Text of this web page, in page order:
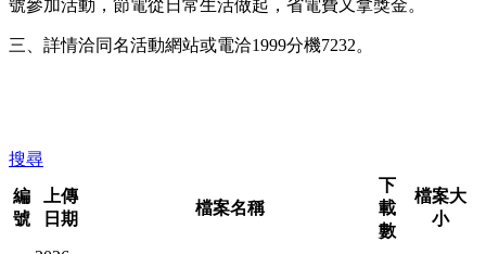
號參加活動，節電從日常生活做起，省電費又拿獎金。
三、詳情洽同名活動網站或電洽1999分機7232。
搜尋
編
號
上傳
日期
檔案名稱
下
載
數
檔案大
小